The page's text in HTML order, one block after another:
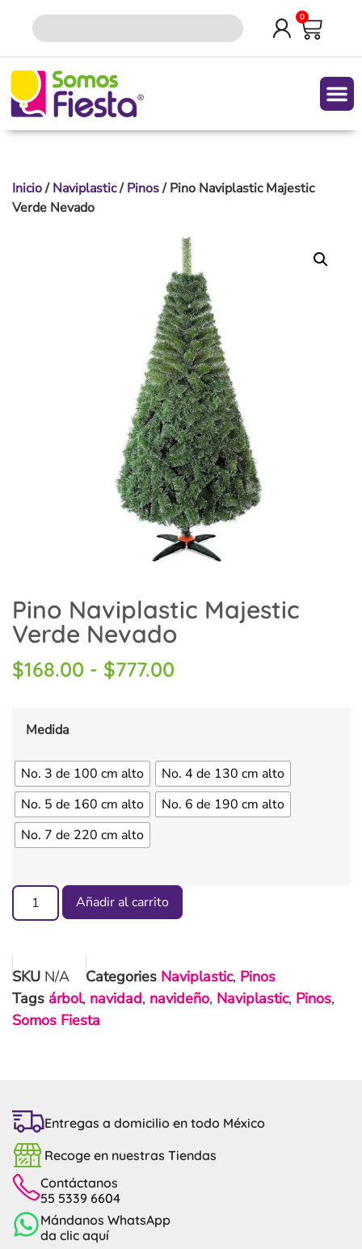
0
Inicio/Naviplastic/Pinos/ Pino Naviplastic Majestic
Verde Nevado
Pino Naviplastic Majestic
Verde Nevado
$168.00 - $777.00
Medida
No. 3 de 100 cm alto
No. 4 de 130 cm alto
No. 5 de 160 cm alto
No. 6 de 190 cm alto
No. 7 de 220 cm alto
Añadir al carrito
SKU N/A Categories Naviplastic, Pinos
Tags árbol, navidad, navideño, Naviplastic, Pinos,
Somos Fiesta
Entregas a domicilio en todo México
Recoge en nuestras Tiendas
Contáctanos
55 5339 6604
Mándanos WhatsApp
da clic aquí